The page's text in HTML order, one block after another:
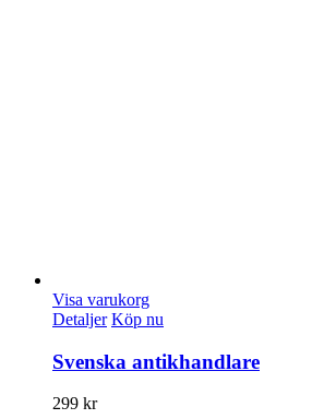
Visa varukorg
Detaljer Köp nu
Svenska antikhandlare
299 kr